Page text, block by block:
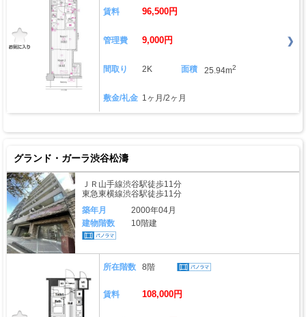
賃料 96,500円
管理費 9,000円
間取り 2K 面積 25.94m2
敷金/礼金 1ヶ月/2ヶ月
グランド・ガーラ渋谷松濤
ＪＲ山手線渋谷駅徒歩11分
東急東横線渋谷駅徒歩11分
築年月
2000年04月
建物階数
10階建
所在階数 8階
賃料 108,000円